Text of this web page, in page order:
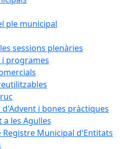
ple municipal
sessions plenàries
i programes
d'Advent i bones pràctiques
a les Agulles
Registre Municipal d'Entitats